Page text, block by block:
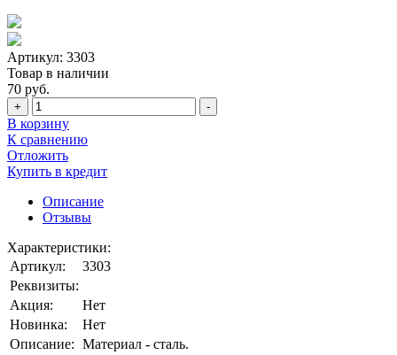
Артикул: 3303
Товар в наличии
70 руб.
+ -
В корзину
К сравнению
Отложить
Купить в кредит
Описание
Отзывы
Характеристики:
Артикул:
3303
Реквизиты:
Акция:
Нет
Новинка:
Нет
Описание: Материал - сталь.